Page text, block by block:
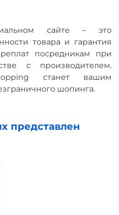
сайте – это
товара и гарантия
посредникам при
с производителем.
станет вашим
шопинга.
представлен